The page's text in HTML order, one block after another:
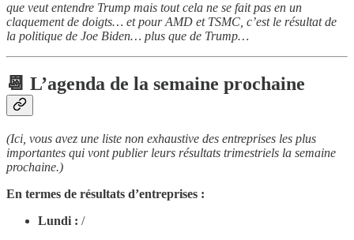
que veut entendre Trump mais tout cela ne se fait pas en un
claquement de doigts… et pour AMD et TSMC, c’est le résultat de
la politique de Joe Biden… plus que de Trump…
📆 L’agenda de la semaine prochaine
(Ici, vous avez une liste non exhaustive des entreprises les plus
importantes qui vont publier leurs résultats trimestriels la semaine
prochaine.)
En termes de résultats d’entreprises :
Lundi : /